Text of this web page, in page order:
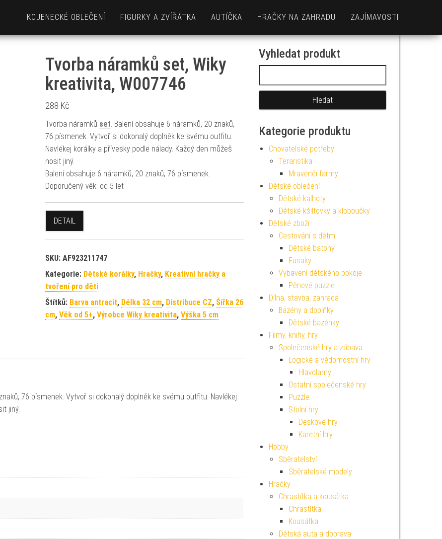
KOJENECKÉ OBLEČENÍ FIGURKY A ZVÍŘÁTKA AUTÍČKA HRAČKY NA ZAHRADU ZAJÍMAVOSTI
Tvorba náramků set, Wiky
kreativita, W007746
288 Kč
Tvorba náramků set. Balení obsahuje 6 náramků, 20 znaků,
76 písmenek. Vytvoř si dokonalý doplněk ke svému outfitu.
Navlékej korálky a přívesky podle nálady. Každý den můžeš
nosit jiný.
Balení obsahuje 6 náramků, 20 znaků, 76 písmenek.
Doporučený věk: od 5 let
DETAIL
SKU: AF923211747
Kategorie: Dětské korálky, Hračky, Kreativní hračky a
tvoření pro děti
Štítků: Barva antracit, Délka 32 cm, Distribuce CZ, Šířka 26
cm, Věk od 5+, Výrobce Wiky kreativita, Výška 5 cm
76 písmenek. Vytvoř si dokonalý doplněk ke svému outfitu. Navlékej
jiný.
Vyhledat produkt
Kategorie produktu
Chovatelské potřeby
Teraristika
Mravenčí farmy
Dětské oblečení
Dětské kalhoty
Dětské kšiltovky a kloboučky
Dětské zboží
Cestování s dětmi
Dětské batohy
Fusaky
Vybavení dětského pokoje
Pěnové puzzle
Dílna, stavba, zahrada
Bazény a doplňky
Dětské bazénky
Filmy, knihy, hry
Společenské hry a zábava
Logické a vědomostní hry
Hlavolamy
Ostatní společenské hry
Puzzle
Stolní hry
Deskové hry
Karetní hry
Hobby
Sběratelství
Sběratelské modely
Hračky
Chrastítka a kousátka
Chrastítka
Kousátka
Dětská auta a doprava